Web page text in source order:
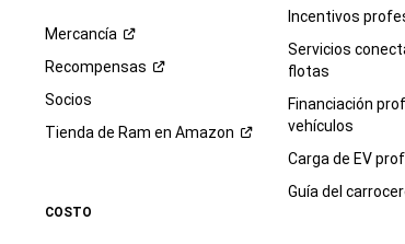
Mercancía
Recompensas
Socios
Tienda de Ram en Amazon
COSTO
Incentivos
Servicios
flotas
Financiación
vehículos
Carga de EV
Guía del